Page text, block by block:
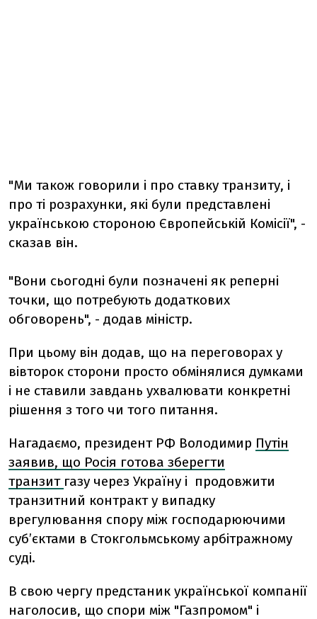
"Ми також говорили і про ставку транзиту, і
про ті розрахунки, які були представлені
українською стороною Європейській Комісії", -
сказав він.
"Вони сьогодні були позначені як реперні
точки, що потребують додаткових
обговорень", - додав міністр.
При цьому він додав, що на переговорах у
вівторок сторони просто обмінялися думками
і не ставили завдань ухвалювати конкретні
рішення з того чи того питання.
Нагадаємо, президент РФ Володимир Путін
заявив, що Росія готова зберегти
транзит газу через Україну і продовжити
транзитний контракт у випадку
врегулювання спору між господарюючими
суб’єктами в Стокгольмському арбітражному
суді.
В свою чергу предстаник української компанії
наголосив, що спори між "Газпромом" і